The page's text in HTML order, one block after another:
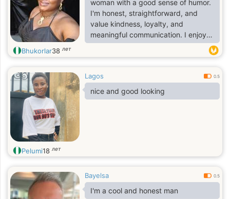
woman with a good sense of humor.
I'm honest, straightforward, and
value kindness, loyalty, and
meaningful communication. I enjoy
cooking, reading, and spending
quality time with the people I care
emotionally mature, and believe that
actions speak louder than words.
Bhukorlar38 лет
Lagos 0.5
nice and good looking
Pelumi18 лет
Bayelsa 0.5
I'm a cool and honest man